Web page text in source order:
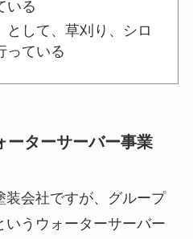
いる
として、草刈り、シロ
っている
ーターサーバー事業
装会社ですが、グループ
いうウォーターサーバー